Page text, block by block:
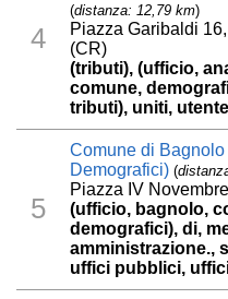
4
(distanza: 12,79 km)
Piazza Garibaldi
(CR)
(tributi), (ufficio,
comune,
tributi), uniti, utente
5
Comune di
Demografici) (
Piazza IV
(ufficio, bagnolo,
demografici), di,
amministrazione.,
uffici pubblici,